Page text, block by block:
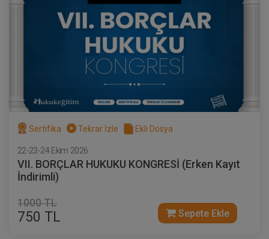
Sertifika Tekrar İzle Ekli Dosya
22-23-24 Ekim 2026
VII. BORÇLAR HUKUKU KONGRESİ (Erken Kayıt
İndirimli)
1000 TL
750 TL Sepete Ekle